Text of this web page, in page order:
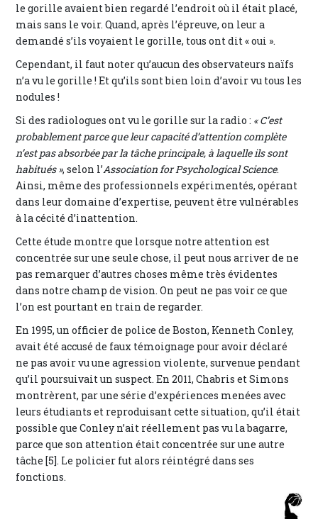
le gorille avaient bien regardé l’endroit où il était placé,
mais sans le voir. Quand, après l’épreuve, on leur a
demandé s’ils voyaient le gorille, tous ont dit « oui ».
Cependant, il faut noter qu’aucun des observateurs naïfs
n’a vu le gorille ! Et qu’ils sont bien loin d’avoir vu tous les
nodules !
Si des radiologues ont vu le gorille sur la radio : « C’est
probablement parce que leur capacité d’attention complète
n’est pas absorbée par la tâche principale, à laquelle ils sont
habitués », selon l’Association for Psychological Science.
Ainsi, même des professionnels expérimentés, opérant
dans leur domaine d’expertise, peuvent être vulnérables
à la cécité d’inattention.
Cette étude montre que lorsque notre attention est
concentrée sur une seule chose, il peut nous arriver de ne
pas remarquer d’autres choses même très évidentes
dans notre champ de vision. On peut ne pas voir ce que
l’on est pourtant en train de regarder.
En 1995, un officier de police de Boston, Kenneth Conley,
avait été accusé de faux témoignage pour avoir déclaré
ne pas avoir vu une agression violente, survenue pendant
qu’il poursuivait un suspect. En 2011, Chabris et Simons
montrèrent, par une série d’expériences menées avec
leurs étudiants et reproduisant cette situation, qu’il était
possible que Conley n’ait réellement pas vu la bagarre,
parce que son attention était concentrée sur une autre
tâche [5]. Le policier fut alors réintégré dans ses
fonctions.